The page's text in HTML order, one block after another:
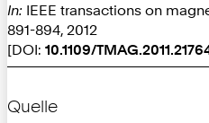
In: IEEE transactions on
891-894, 2012
[DOI: 10.1109/
Quelle